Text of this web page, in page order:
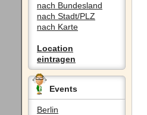
nach Bundesland
nach Stadt/PLZ
nach Karte
Location
eintragen
Events
Berlin